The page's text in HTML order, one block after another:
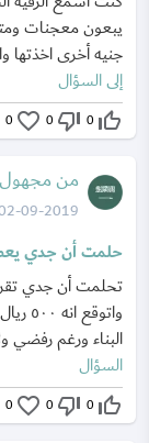
جنيه أخرى اخذتها
إلى السؤال
thumb_up_off_alt
0
thumb_down_off_alt
0
favorite_border
0
من مجهول
09-2019
حلمت أن جدي
البناء ورغم رفضي
السؤال
thumb_up_off_alt
0
thumb_down_off_alt
0
favorite_border
0